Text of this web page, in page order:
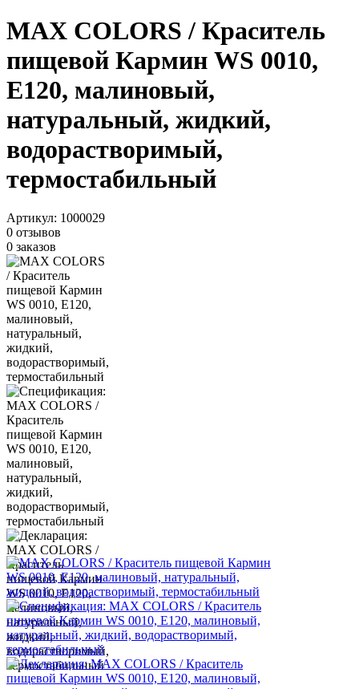
MAX COLORS / Краситель
пищевой Кармин WS 0010,
Е120, малиновый,
натуральный, жидкий,
водорастворимый,
термостабильный
Артикул: 1000029
0 отзывов
0 заказов